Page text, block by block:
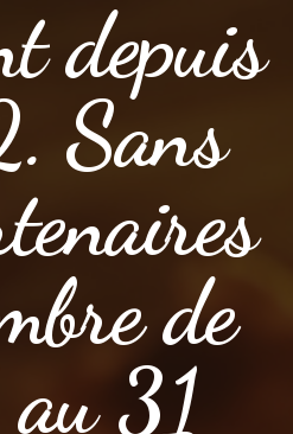
depuis
Sans
de
31